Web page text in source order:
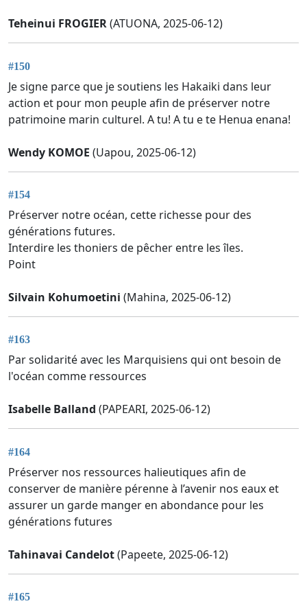
Teheinui FROGIER(ATUONA, 2025-06-12)
#150
Je signe parce que je soutiens les Hakaiki dans leur
action et pour mon peuple afin de préserver notre
patrimoine marin culturel. A tu! A tu e te Henua enana!
Wendy KOMOE (Uapou, 2025-06-12)
#154
Préserver notre océan, cette richesse pour des
générations futures.
Interdire les thoniers de pêcher entre les îles.
Point
Silvain Kohumoetini (Mahina, 2025-06-12)
#163
Par solidarité avec les Marquisiens qui ont besoin de
l'océan comme ressources
Isabelle Balland (PAPEARI, 2025-06-12)
#164
Préserver nos ressources halieutiques afin de
conserver de manière pérenne à l’avenir nos eaux et
assurer un garde manger en abondance pour les
générations futures
Tahinavai Candelot(Papeete, 2025-06-12)
#165